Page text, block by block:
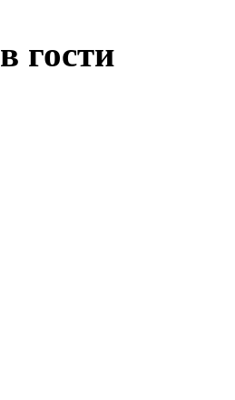
гости